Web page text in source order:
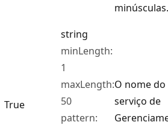
minúsculas.
True
string
minLength:
1
maxLength:
50
pattern:
O nome do
serviço de